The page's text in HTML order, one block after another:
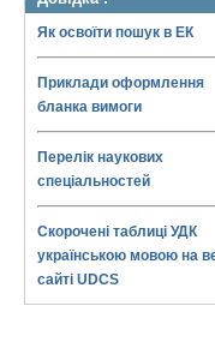
Як освоїти пошук в ЕК
Приклади оформлення
бланка вимоги
Перелік наукових
спеціальностей
Скорочені таблиці УДК
українською мовою на
сайті UDCS